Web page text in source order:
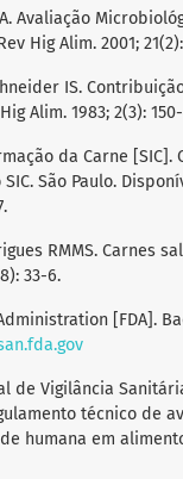
Avaliação
Hig Alim. 2001;
IS.
Alim. 1983; 2(3):
da Carne
São Paulo.
RMMS. Carnes
33-6.
[FDA].
de Vigilância
técnico de
humana em